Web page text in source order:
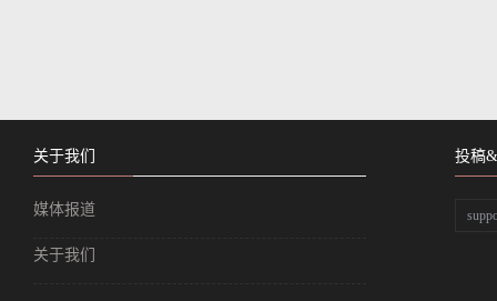
关于我们
媒体报道
关于我们
投稿